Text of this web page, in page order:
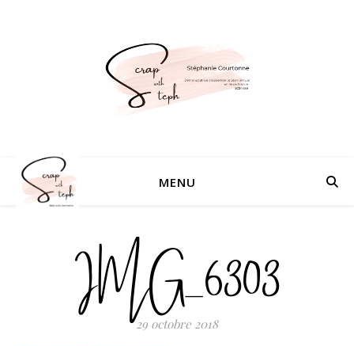
MENU
IMG_6303
29 octobre 2018